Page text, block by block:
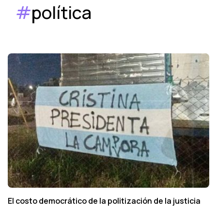
#política
El costo democrático de la politización de la justicia